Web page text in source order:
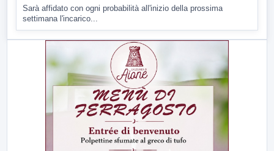
Sarà affidato con ogni probabilità all'inizio della prossima
settimana l'incarico...